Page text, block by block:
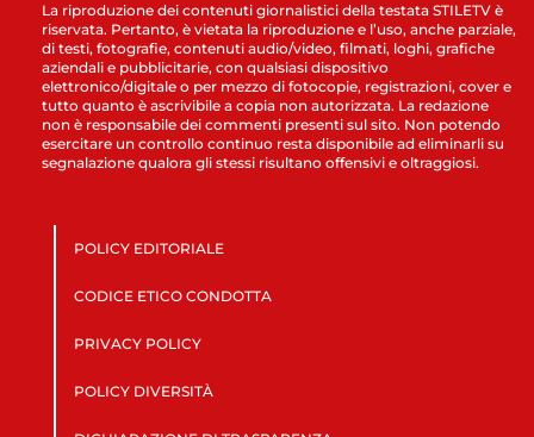
La riproduzione dei contenuti giornalistici della testata STILETV è
riservata. Pertanto, è vietata la riproduzione e l’uso, anche parziale,
di testi, fotografie, contenuti audio/video, filmati, loghi, grafiche
aziendali e pubblicitarie, con qualsiasi dispositivo
elettronico/digitale o per mezzo di fotocopie, registrazioni, cover e
tutto quanto è ascrivibile a copia non autorizzata. La redazione
non è responsabile dei commenti presenti sul sito. Non potendo
esercitare un controllo continuo resta disponibile ad eliminarli su
segnalazione qualora gli stessi risultano offensivi e oltraggiosi.
POLICY EDITORIALE
CODICE ETICO CONDOTTA
PRIVACY POLICY
POLICY DIVERSITÀ